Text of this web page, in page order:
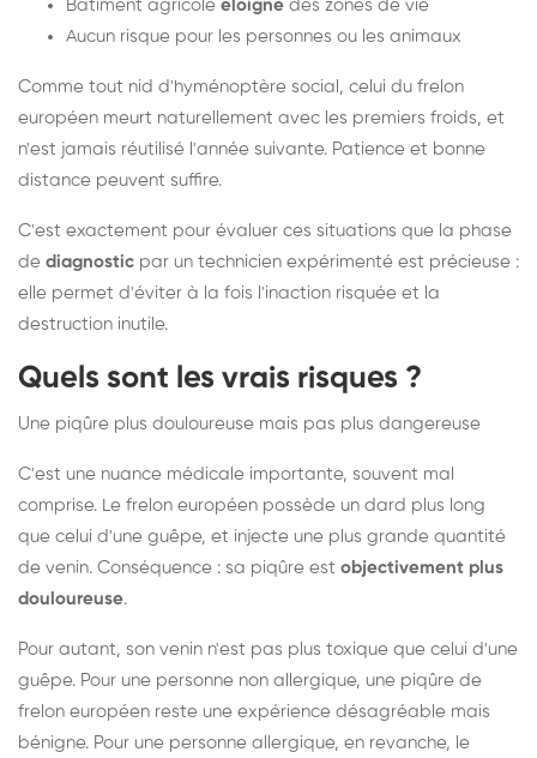
Bâtiment agricole éloigné des zones de vie
Aucun risque pour les personnes ou les animaux
Comme tout nid d'hyménoptère social, celui du frelon
européen meurt naturellement avec les premiers froids, et
n'est jamais réutilisé l'année suivante. Patience et bonne
distance peuvent suffire.
C'est exactement pour évaluer ces situations que la phase
de diagnostic par un technicien expérimenté est précieuse :
elle permet d'éviter à la fois l'inaction risquée et la
destruction inutile.
Quels sont les vrais risques ?
Une piqûre plus douloureuse mais pas plus dangereuse
C'est une nuance médicale importante, souvent mal
comprise. Le frelon européen possède un dard plus long
que celui d'une guêpe, et injecte une plus grande quantité
de venin. Conséquence : sa piqûre est objectivement plus
douloureuse.
Pour autant, son venin n'est pas plus toxique que celui d'une
guêpe. Pour une personne non allergique, une piqûre de
frelon européen reste une expérience désagréable mais
bénigne. Pour une personne allergique, en revanche, le